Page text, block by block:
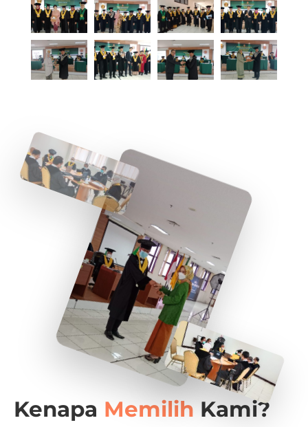
Kenapa Memilih Kami?